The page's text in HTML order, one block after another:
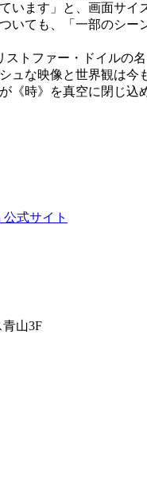
います」と、画面サ
いても、「一部のシ
トファー・ドイルの
ュな映像と世界観は今
《時》を真空に閉じ
式サイト
山3F